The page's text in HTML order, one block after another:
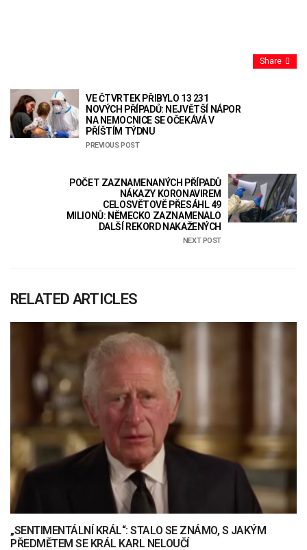
Share
VE ČTVRTEK PŘIBYLO 13 231
NOVÝCH PŘÍPADŮ: NEJVĚTŠÍ NÁPOR
NA NEMOCNICE SE OČEKÁVÁ V
PŘÍŠTÍM TÝDNU
PREVIOUS POST
POČET ZAZNAMENANÝCH PŘÍPADŮ
NÁKAZY KORONAVIREM
CELOSVĚTOVĚ PŘESÁHL 49
MILIONŮ: NĚMECKO ZAZNAMENALO
DALŠÍ REKORD NAKAŽENÝCH
NEXT POST
RELATED ARTICLES
„SENTIMENTÁLNÍ KRÁL“: STALO SE ZNÁMO, S JAKÝM
PŘEDMĚTEM SE KRÁL KARL NELOUČÍ